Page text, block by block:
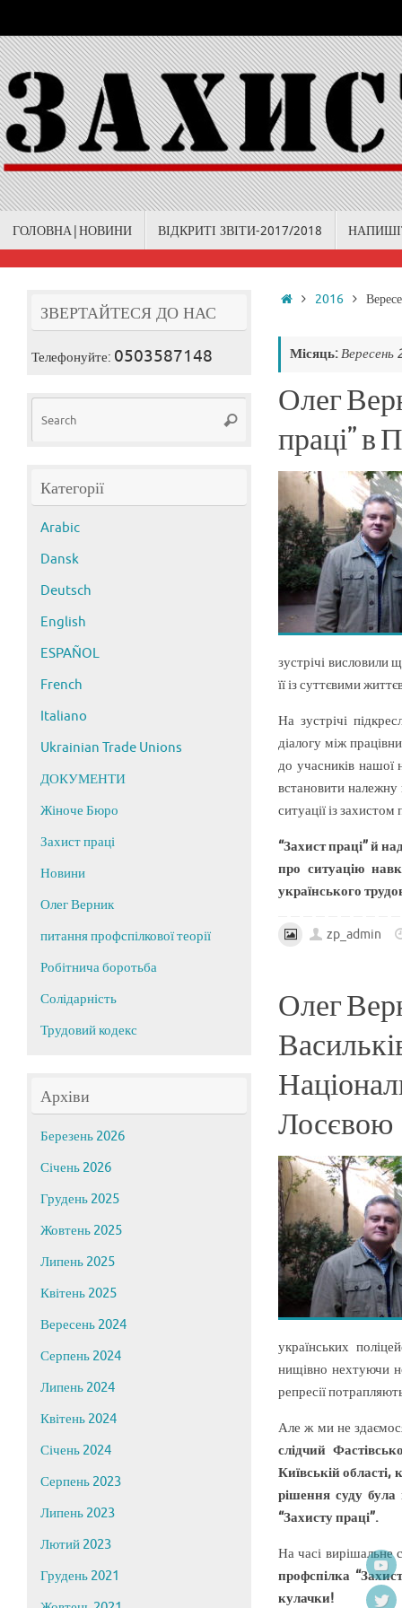
to
content
ГОЛОВНА|НОВИНИ ВІДКРИТІ ЗВІТИ-2017/2018
Home2016
Місяць:Вересень
Олег
праці”
зустрічі висловили
її із суттєвими
На зустрічі
діалогу між
до учасників нашої
встановити належну
ситуації із
“Захист праці” й
про ситуацію
українського
zp_admin
Олег
Лосєвою
українських
нищівно нехтуючи
репресії
Але ж ми не
слідчий
Київській області,
рішення суду була
“Захисту праці”.
На часі вирішальне
профспілка
кулачки!
ЗВЕРТАЙТЕСЯ ДО НАС
Телефонуйте: 0503587148
Search
Search
Категорії
Arabic
Dansk
Deutsch
English
ESPAÑOL
French
Italiano
Ukrainian Trade Unions
ДОКУМЕНТИ
Жіноче Бюро
Захист праці
Новини
Олег Верник
питання профспілкової теорії
Робітнича боротьба
Солідарність
Трудовий кодекс
Архіви
Березень 2026
Січень 2026
Грудень 2025
Жовтень 2025
Липень 2025
Квітень 2025
Вересень 2024
Серпень 2024
Липень 2024
Квітень 2024
Січень 2024
Серпень 2023
Липень 2023
Лютий 2023
Грудень 2021